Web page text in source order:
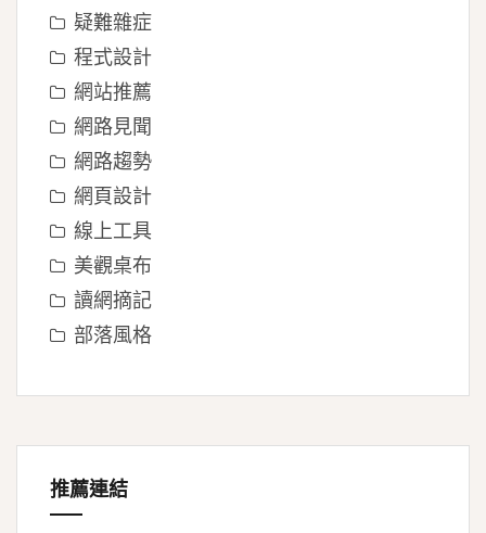
疑難雜症
程式設計
網站推薦
網路見聞
網路趨勢
網頁設計
線上工具
美觀桌布
讀網摘記
部落風格
推薦連結